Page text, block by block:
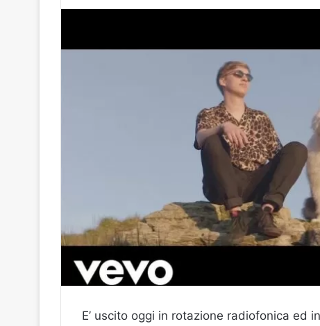
E’ uscito oggi in rotazione radiofonica